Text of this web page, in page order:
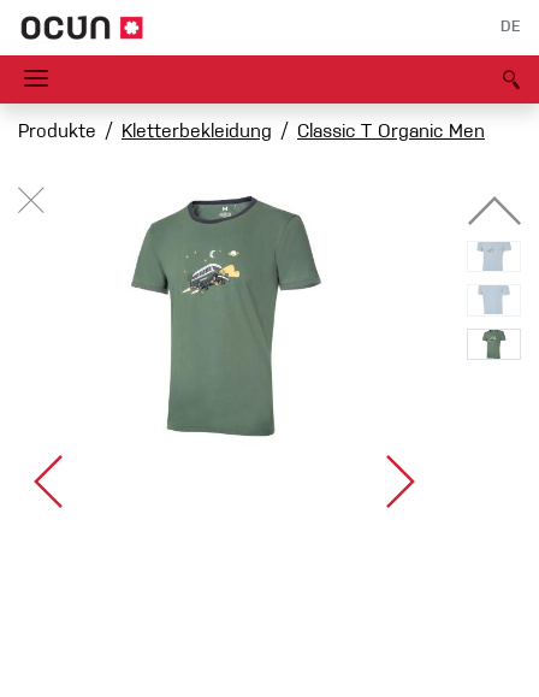
DE
Produkte Kletterbekleidung Classic T Organic Men